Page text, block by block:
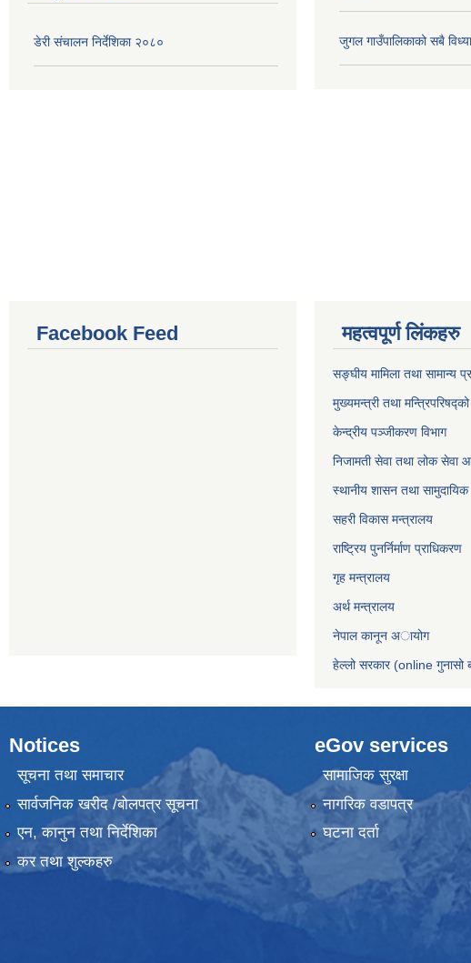
डेरी संचालन निर्देशिका २०८० जुगल गाउँपालिकाको सबै
Facebook Feed महत्वपूर्ण लिंकहरु
सङ्घीय मामिला तथा सामान्य
मुख्यमन्त्री तथा मन्त्रिपरिषद्को
केन्द्रीय पञ्जीकरण विभाग
निजामती सेवा तथा लोक सेवा
स्थानीय शासन तथा
सहरी विकास मन्त्रालय
राष्ट्रिय पुनर्निर्माण प्राधिकरण
गृह मन्त्रालय
अर्थ मन्त्रालय
नेपाल कानून अायोग
हेल्लो सरकार (online गुनासो
Notices
सूचना तथा समाचार
सार्वजनिक खरीद /बोलपत्र सूचना
एन, कानुन तथा निर्देशिका
कर तथा शुल्कहरु
eGov services
सामाजिक सुरक्षा
नागरिक वडापत्र
घटना दर्ता